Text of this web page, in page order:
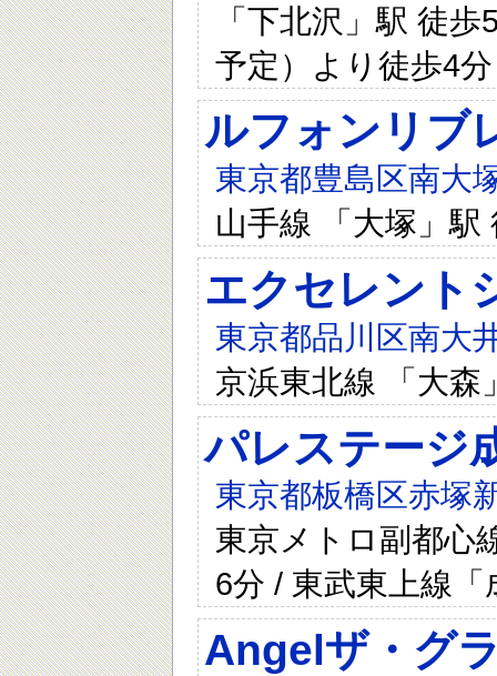
「下北沢」駅 徒
予定）より徒歩4
ルフォンリブ
東京都豊島区南大
山手線 「大塚」駅
エクセレント
東京都品川区南大
京浜東北線 「大森
パレステージ
東京都板橋区赤塚
東京メトロ副都心
6分 / 東武東上線
Angelザ・グ